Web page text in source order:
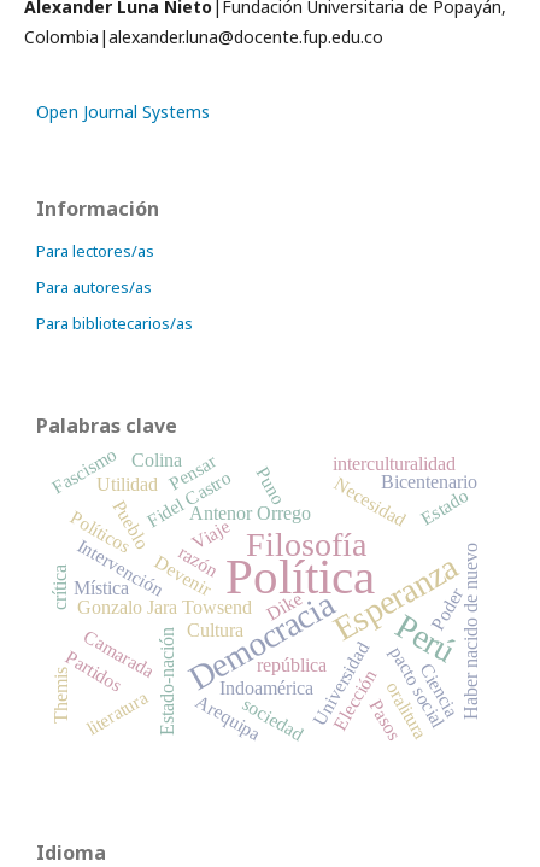
Alexander Luna Nieto |Fundación Universitaria de Popayán,
Colombia|alexander.luna@docente.fup.edu.co
Open Journal Systems
Información
Para lectores/as
Para autores/as
Para bibliotecarios/as
Palabras clave
PolíticaEsperanza
Democracia Perú
Filosofía
Gonzalo Jara Towsend
Indoamérica
Antenor Orrego
Viaje
Devenir
Universidad
Estado-nación Elección
Necesidad
Intervención
Fidel Castro
Camarada
Pueblo
pacto social
crítica
república
oralitura
Arequipa
Puno interculturalidad
Cultura
Bicentenario
sociedad
razón
literatura Haber nacido de nuevo
Estado
Partidos
Políticos
Mística
Pensar
Pasos
Utilidad
Ciencia
Colina
Dike
Themis
Poder
Fascismo
Idioma